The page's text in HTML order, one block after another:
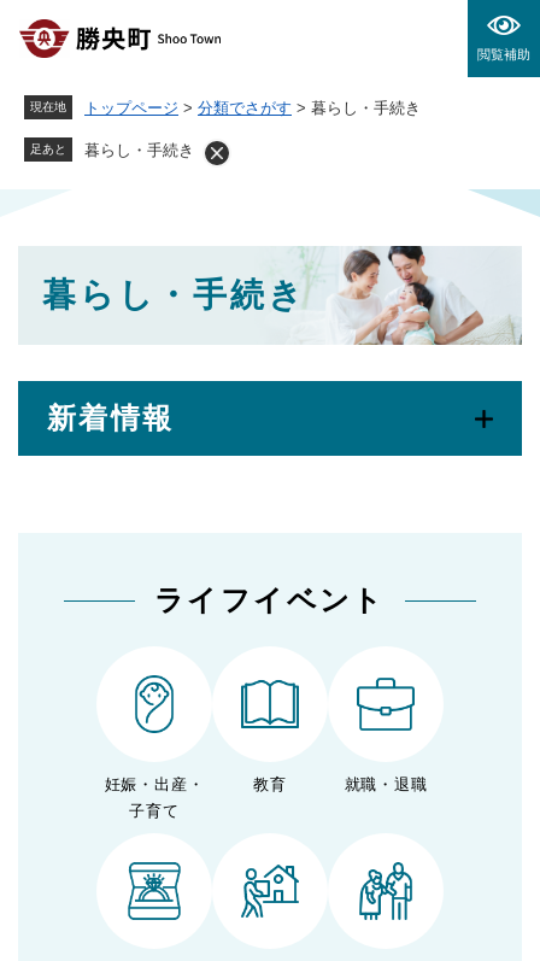
閲覧補助
現在地 トップページ > 分類でさがす > 暮らし・手続き
足あと 暮らし・手続き
暮らし・手続き
新着情報
ライフイベント
妊娠・出産・
子育て
教育 就職・退職